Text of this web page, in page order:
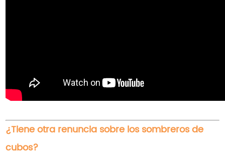
¿Tiene otra renuncia sobre los sombreros de
cubos?